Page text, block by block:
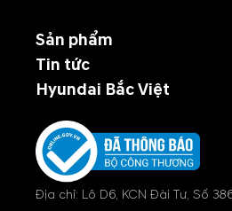
Sản phẩm
Tin tức
Hyundai Bắc Việt
Địa chỉ: Lô D6, KCN Đài Tư, Số